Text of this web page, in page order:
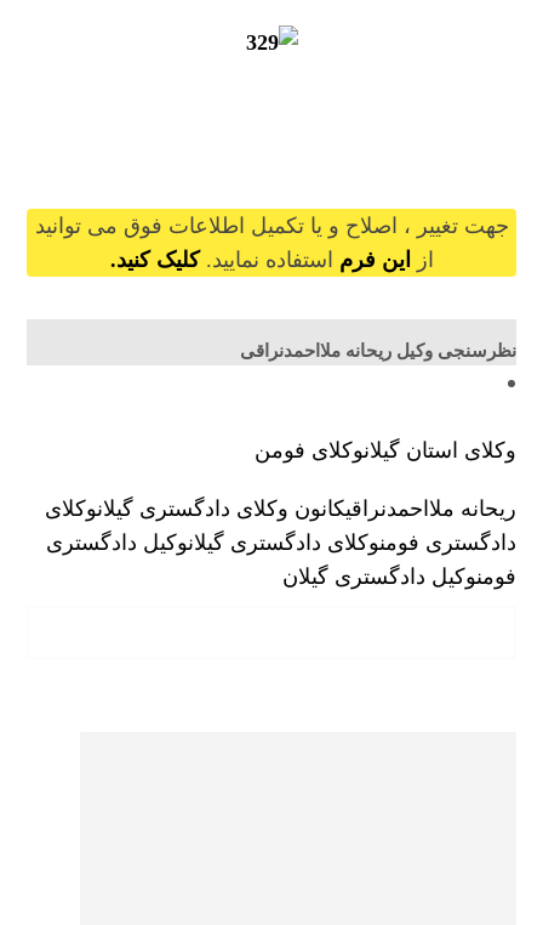
جهت تغییر ، اصلاح و یا تکمیل اطلاعات فوق می توانید
از
این فرم استفاده نمایید. کلیک کنید.
نظرسنجی وکیل ریحانه ملااحمدنراقی
وکلای استان گیلانوکلای فومن
ریحانه ملااحمدنراقیکانون وکلای دادگستری گیلانوکلای
دادگستری فومنوکلای دادگستری گیلانوکیل دادگستری
فومنوکیل دادگستری گیلان